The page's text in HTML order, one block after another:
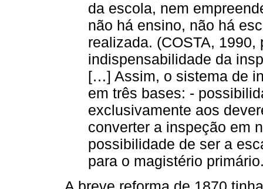
da escola, nem
não há ensino, não há
realizada. (COSTA,
indispensabilidade da
[…] Assim, o sistema de
em três bases: -
exclusivamente aos
converter a inspeção em
possibilidade de ser a
para o magistério